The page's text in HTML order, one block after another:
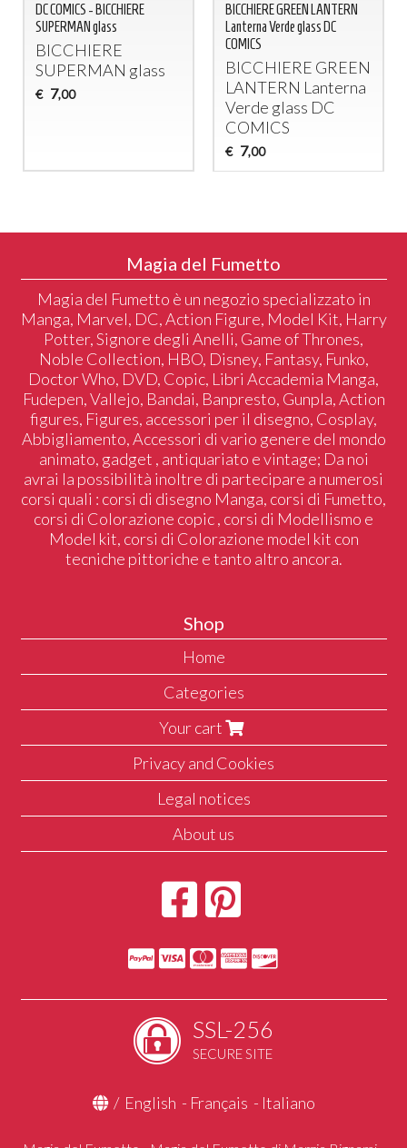
DC COMICS - BICCHIERE
SUPERMAN glass
BICCHIERE
SUPERMAN glass
€ 7,00
BICCHIERE GREEN LANTERN
Lanterna Verde glass DC
COMICS
BICCHIERE GREEN
LANTERN Lanterna
Verde glass DC
COMICS
€ 7,00
Magia del Fumetto
Magia del Fumetto è un negozio specializzato in
Manga, Marvel, DC, Action Figure, Model Kit, Harry
Potter, Signore degli Anelli, Game of Thrones,
Noble Collection, HBO, Disney, Fantasy, Funko,
Doctor Who, DVD, Copic, Libri Accademia Manga,
Fudepen, Vallejo, Bandai, Banpresto, Gunpla, Action
figures, Figures, accessori per il disegno, Cosplay,
Abbigliamento, Accessori di vario genere del mondo
animato, gadget , antiquariato e vintage; Da noi
avrai la possibilità inoltre di partecipare a numerosi
corsi quali : corsi di disegno Manga, corsi di Fumetto,
corsi di Colorazione copic , corsi di Modellismo e
Model kit, corsi di Colorazione model kit con
tecniche pittoriche e tanto altro ancora.
Shop
Home
Categories
Your cart
Privacy and Cookies
Legal notices
About us
SSL-256
SECURE SITE
/ English - Français - Italiano